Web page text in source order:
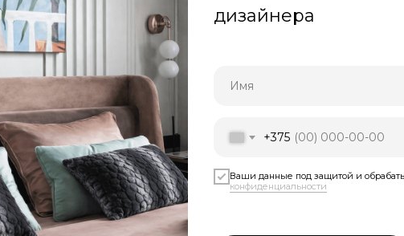
дизайнера
Имя
+375
Ваши данные под защитой и
конфиденциальности